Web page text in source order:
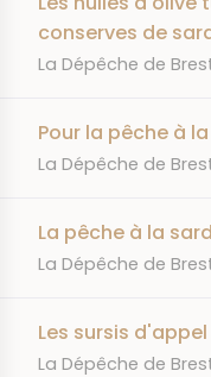
conserves de
JOURNAL
La Dépêche de
Pour la pêche à
JOURNAL
La Dépêche de
La pêche à la
JOURNAL
La Dépêche de
Les sursis
JOURNAL
La Dépêche de